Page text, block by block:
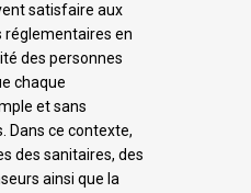
satisfaire aux
réglementaires en
des personnes
chaque
et sans
Dans ce contexte,
des sanitaires, des
ainsi que la